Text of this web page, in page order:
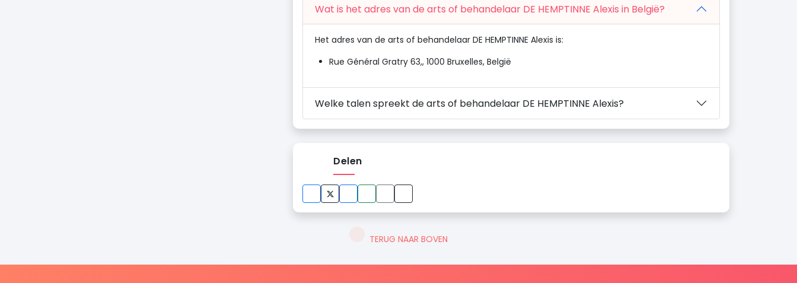
Wat is het adres van de arts of behandelaar DE HEMPTINNE Alexis in België?
Het adres van de arts of behandelaar DE HEMPTINNE Alexis is:
Rue Général Gratry 63,, 1000 Bruxelles, België
Welke talen spreekt de arts of behandelaar DE HEMPTINNE Alexis?
Delen
TERUG NAAR BOVEN